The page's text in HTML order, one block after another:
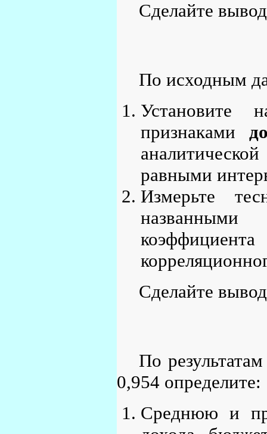
Сделайте
По исходным
Установите
признаками
равными
Измерьте
Сделайте
По
0,954 определите:
Среднюю и